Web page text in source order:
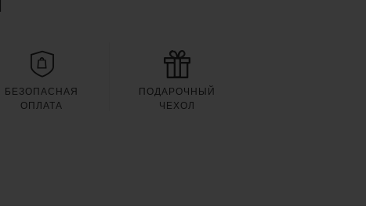
БЕЗОПАСНАЯ
ОПЛАТА
ПОДАРОЧНЫЙ
ЧЕХОЛ